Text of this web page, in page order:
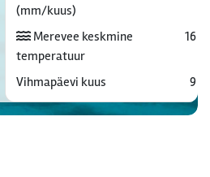
(mm/kuus)
Merevee keskmine
temperatuur
16
Vihmapäevi kuus 9